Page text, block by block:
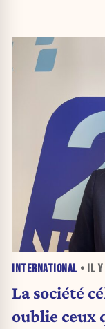
INTERNATIONAL • IL Y
La société
oublie ceux